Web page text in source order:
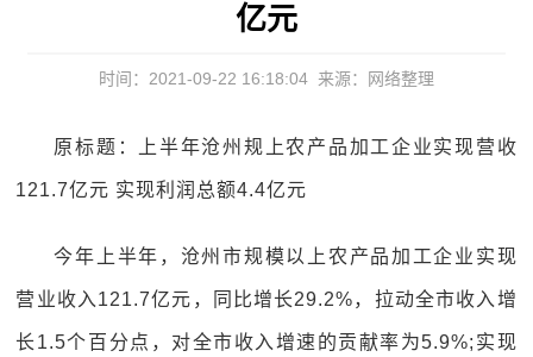
亿元
时间：2021-09-22 16:18:04 来源：网络整理
原标题：上半年沧州规上农产品加工企业实现营收
121.7亿元 实现利润总额4.4亿元
今年上半年，沧州市规模以上农产品加工企业实现
营业收入121.7亿元，同比增长29.2%，拉动全市收入增
长1.5个百分点，对全市收入增速的贡献率为5.9%;实现